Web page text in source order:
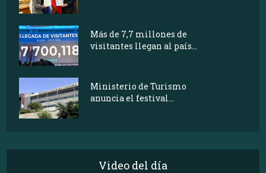
Más de 7,7 millones de
visitantes llegan al país...
Ministerio de Turismo
anuncia el festival...
Video del día